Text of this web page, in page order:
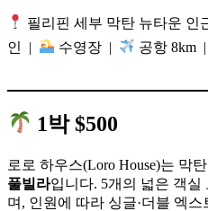
필리핀 세부 막탄 뉴타운
인 |
수영장 | 공항 8km
1박 $500
로로 하우스(Loro House)는 막
풀빌라입니다. 5개의 넓은 객실
며, 인원에 따라 싱글·더블 엑